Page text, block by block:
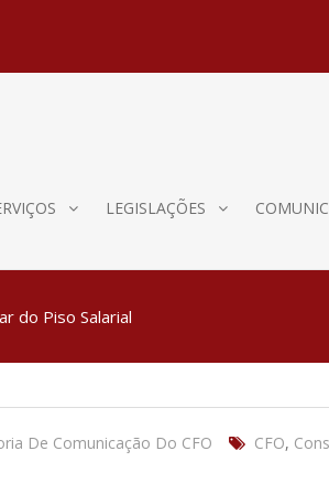
LEGISLAÇÕES
do Piso Salarial
De Comunicação Do CFO CFO,